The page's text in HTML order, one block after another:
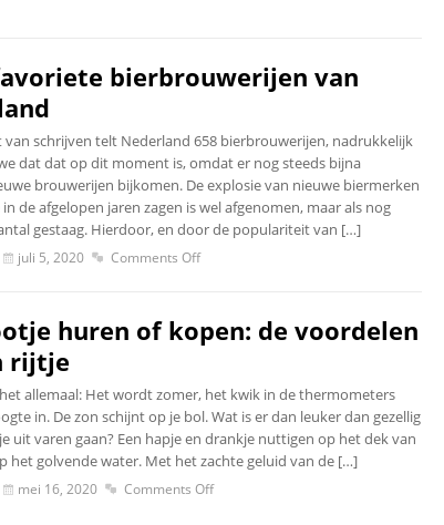
bierbrouwerijen van
schrijven telt Nederland 658 bierbrouwerijen, nadrukkelijk
dat dat op dit moment is, omdat er nog steeds bijna
brouwerijen bijkomen. De explosie van nieuwe biermerken
de afgelopen jaren zagen is wel afgenomen, maar als nog
gestaag. Hierdoor, en door de populariteit van […]
juli 5, 2020 Comments Off
huren of kopen: de voordelen
rijtje
allemaal: Het wordt zomer, het kwik in de thermometers
in. De zon schijnt op je bol. Wat is er dan leuker dan gezellig
uit varen gaan? Een hapje en drankje nuttigen op het dek van
het golvende water. Met het zachte geluid van de […]
mei 16, 2020 Comments Off